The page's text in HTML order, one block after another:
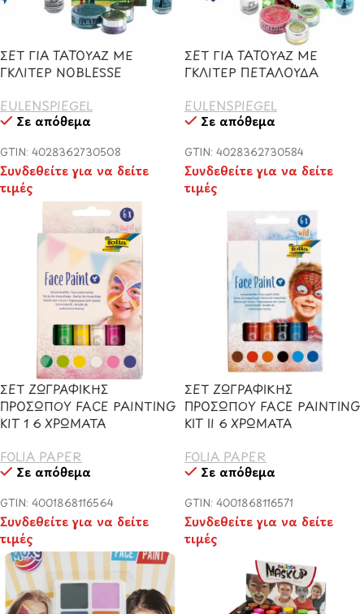
ΣΕΤ ΓΙΑ ΤΑΤΟΥΑΖ ΜΕ
ΓΚΛΙΤΕΡ NOBLESSE
EULENSPIEGEL
Σε απόθεμα
GTIN: 4028362730508
Συνδεθείτε για να δείτε
τιμές
ΣΕΤ ΓΙΑ ΤΑΤΟΥΑΖ ΜΕ
ΓΚΛΙΤΕΡ ΠΕΤΑΛΟΥΔΑ
EULENSPIEGEL
Σε απόθεμα
GTIN: 4028362730584
Συνδεθείτε για να δείτε
τιμές
ΣΕΤ ΖΩΓΡΑΦΙΚΗΣ
ΠΡΟΣΩΠΟΥ FACE PAINTING
KIT 1 6 ΧΡΩΜΑΤΑ
FOLIA PAPER
Σε απόθεμα
GTIN: 4001868116564
Συνδεθείτε για να δείτε
τιμές
ΣΕΤ ΖΩΓΡΑΦΙΚΗΣ
ΠΡΟΣΩΠΟΥ FACE PAINTING
KIT II 6 ΧΡΩΜΑΤΑ
FOLIA PAPER
Σε απόθεμα
GTIN: 4001868116571
Συνδεθείτε για να δείτε
τιμές